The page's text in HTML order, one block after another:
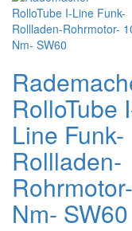
RolloTube
Line Funk-
Rollladen-
Nm- SW60